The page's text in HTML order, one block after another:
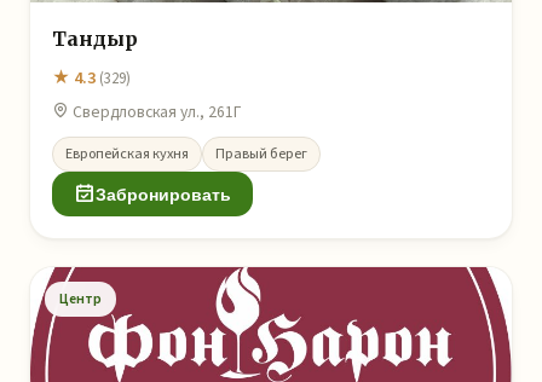
Тандыр
★ 4.3 (329)
Свердловская ул., 261Г
Европейская кухня Правый берег
Забронировать
Центр